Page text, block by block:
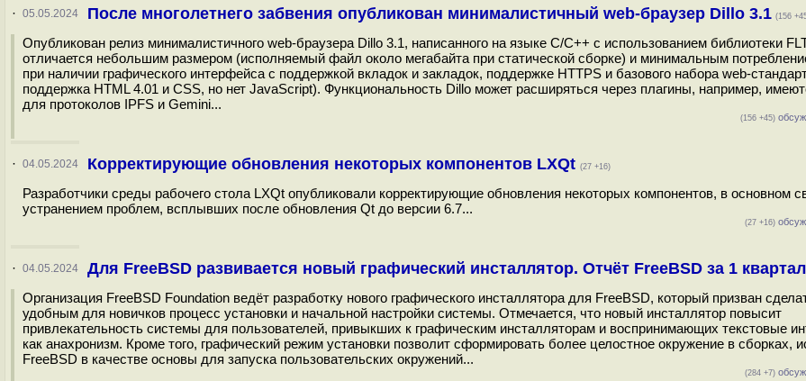
· 05.05.2024 После многолетнего забвения опубликован минималистичный web-браузер Dillo 3.1 (156
Опубликован релиз минималистичного web-браузера Dillo 3.1, написанного на языке С/C++ с использованием библиотеки
отличается небольшим размером (исполняемый файл около мегабайта при статической сборке) и минимальным
при наличии графического интерфейса с поддержкой вкладок и закладок, поддержке HTTPS и базового набора web-
поддержка HTML 4.01 и CSS, но нет JavaScript). Функциональность Dillo может расширяться через плагины, например,
для протоколов IPFS и Gemini...
(156 +45)
· 04.05.2024 Корректирующие обновления некоторых компонентов LXQt (27 +16)
Разработчики среды рабочего стола LXQt опубликовали корректирующие обновления некоторых компонентов, в основном
устранением проблем, всплывших после обновления Qt до версии 6.7...
(27 +16)
· 04.05.2024 Для FreeBSD развивается новый графический инсталлятор. Отчёт FreeBSD за 1 квартал
Организация FreeBSD Foundation ведёт разработку нового графического инсталлятора для FreeBSD, который призван
удобным для новичков процесс установки и начальной настройки системы. Отмечается, что новый инсталлятор повысит
привлекательность системы для пользователей, привыкших к графическим инсталляторам и воспринимающих текстовые
как анахронизм. Кроме того, графический режим установки позволит сформировать более целостное окружение в сборках,
FreeBSD в качестве основы для запуска пользовательских окружений...
(284 +7)